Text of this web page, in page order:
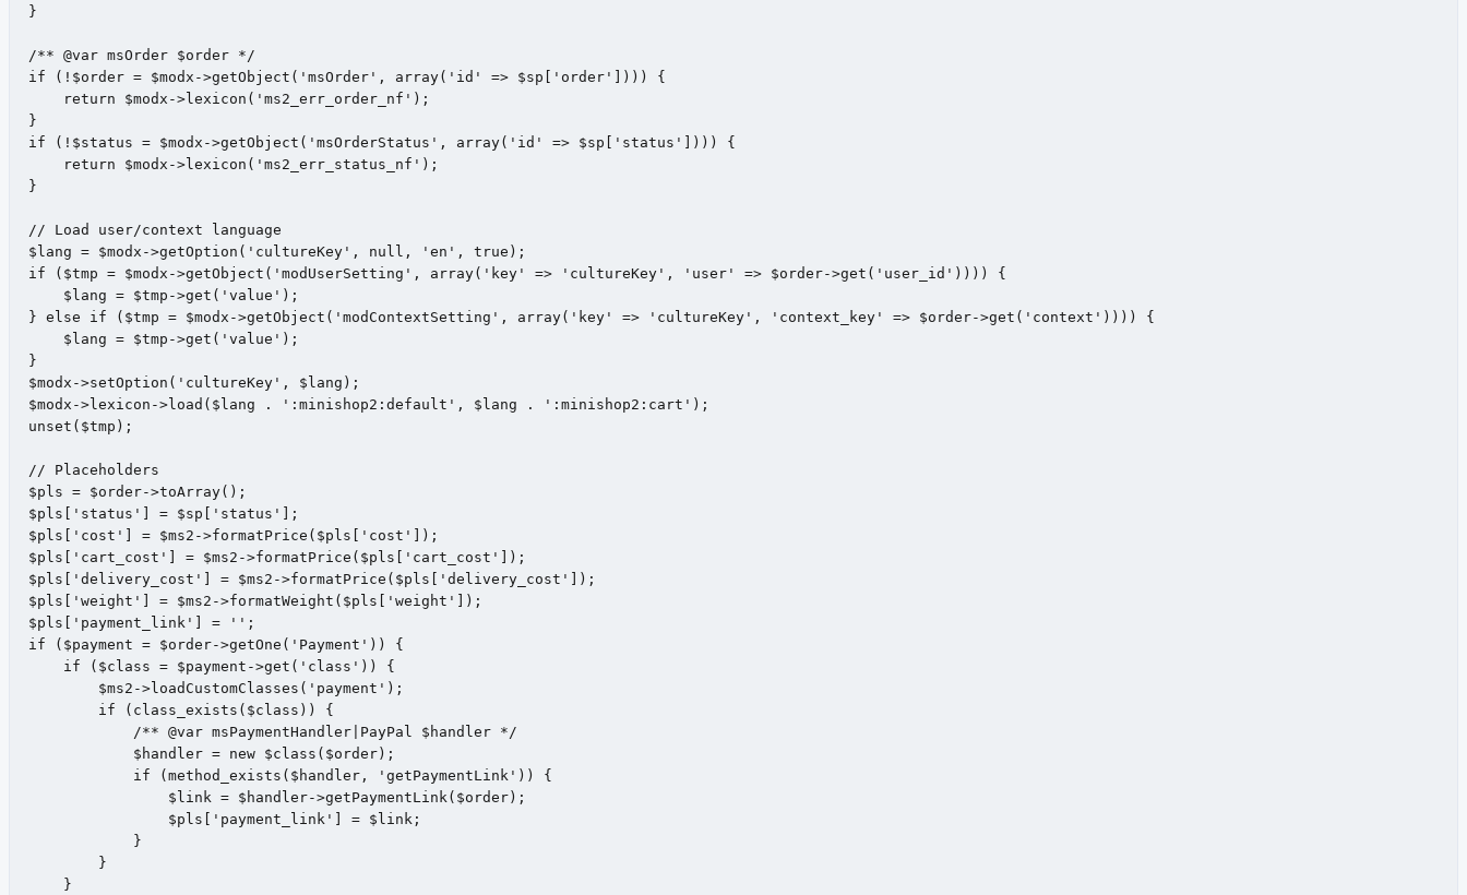
}
/** @var msOrder $order */
if (!$order = $modx->getObject('msOrder', array('id' => $sp['order']))) {
    return $modx->lexicon('ms2_err_order_nf');
}
if (!$status = $modx->getObject('msOrderStatus', array('id' => $sp['status']))) {
    return $modx->lexicon('ms2_err_status_nf');
}
// Load user/context language
$lang = $modx->getOption('cultureKey', null, 'en', true);
if ($tmp = $modx->getObject('modUserSetting', array('key' => 'cultureKey', 'user' => $order->get('user_id')))) {
    $lang = $tmp->get('value');
} else if ($tmp = $modx->getObject('modContextSetting', array('key' => 'cultureKey', 'context_key' => $order->get('context')))) {
    $lang = $tmp->get('value');
}
$modx->setOption('cultureKey', $lang);
$modx->lexicon->load($lang . ':minishop2:default', $lang . ':minishop2:cart');
unset($tmp);
// Placeholders
$pls = $order->toArray();
$pls['status'] = $sp['status'];
$pls['cost'] = $ms2->formatPrice($pls['cost']);
$pls['cart_cost'] = $ms2->formatPrice($pls['cart_cost']);
$pls['delivery_cost'] = $ms2->formatPrice($pls['delivery_cost']);
$pls['weight'] = $ms2->formatWeight($pls['weight']);
$pls['payment_link'] = '';
if ($payment = $order->getOne('Payment')) {
    if ($class = $payment->get('class')) {
        $ms2->loadCustomClasses('payment');
        if (class_exists($class)) {
            /** @var msPaymentHandler|PayPal $handler */
            $handler = new $class($order);
            if (method_exists($handler, 'getPaymentLink')) {
                $link = $handler->getPaymentLink($order);
                $pls['payment_link'] = $link;
            }
        }
    }